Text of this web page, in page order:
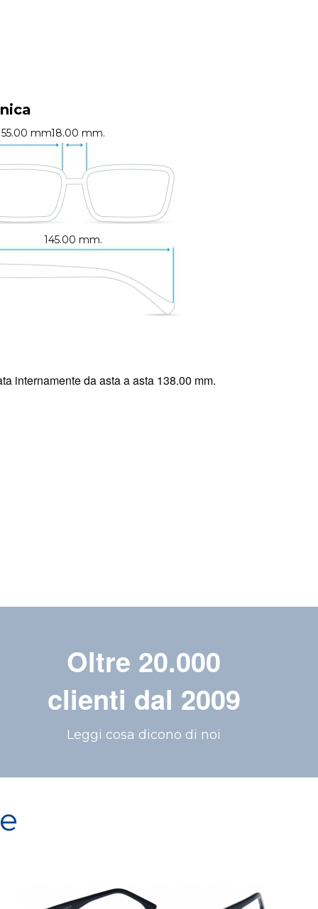
55.00 mm.18.00 mm.
145.00 mm.
internamente da asta a asta 138.00 mm.
Oltre 20.000
clienti dal 2009
Leggi cosa dicono di noi